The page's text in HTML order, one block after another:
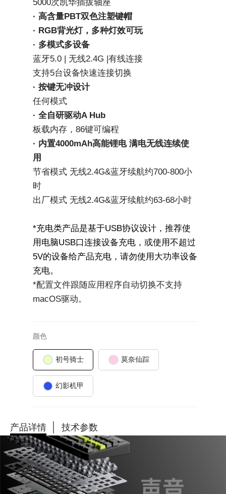
5000次凯华插拔轴座
· 高含量PBT双色注塑键帽
· RGB背光灯，多种灯效可玩
· 多模式多设备
蓝牙5.0 | 无线2.4G |有线连接
支持5台设备快速连接切换
· 按键无冲设计
任何模式
· 全自研驱动A Hub
板载内存，86键可编程
· 内置4000mAh高能锂电 满电无线连续使
用
节省模式 无线2.4G&蓝牙续航约700-800小
时
出厂模式 无线2.4G&蓝牙续航约63-68小时
*充电类产品是基于USB协议设计，推荐使
用电脑USB口连接设备充电，或使用不超过
5V的设备给产品充电，请勿使用大功率设备
充电。
*配置文件跟随应用程序自动切换不支持
macOS驱动。
颜色
初号骑士 莫奈仙踪
幻影机甲
产品详情 技术参数